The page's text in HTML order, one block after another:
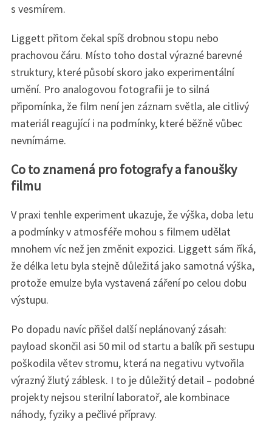
s vesmírem.
Liggett přitom čekal spíš drobnou stopu nebo
prachovou čáru. Místo toho dostal výrazné barevné
struktury, které působí skoro jako experimentální
umění. Pro analogovou fotografii je to silná
připomínka, že film není jen záznam světla, ale citlivý
materiál reagující i na podmínky, které běžně vůbec
nevnímáme.
Co to znamená pro fotografy a fanoušky
filmu
V praxi tenhle experiment ukazuje, že výška, doba letu
a podmínky v atmosféře mohou s filmem udělat
mnohem víc než jen změnit expozici. Liggett sám říká,
že délka letu byla stejně důležitá jako samotná výška,
protože emulze byla vystavená záření po celou dobu
výstupu.
Po dopadu navíc přišel další neplánovaný zásah:
payload skončil asi 50 mil od startu a balík při sestupu
poškodila větev stromu, která na negativu vytvořila
výrazný žlutý záblesk. I to je důležitý detail – podobné
projekty nejsou sterilní laboratoř, ale kombinace
náhody, fyziky a pečlivé přípravy.
: